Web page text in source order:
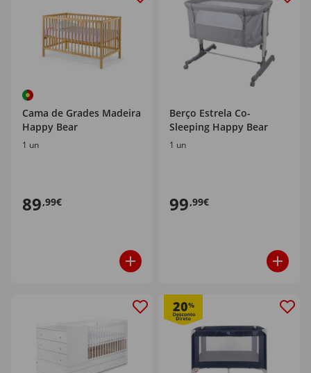
Cama de Grades Madeira
Happy Bear
1 un
89,99€
Berço Estrela Co-
Sleeping Happy Bear
1 un
99,99€
20%